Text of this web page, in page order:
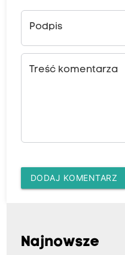
Podpis
Treść komentarza
DODAJ KOMENTARZ
Najnowsze